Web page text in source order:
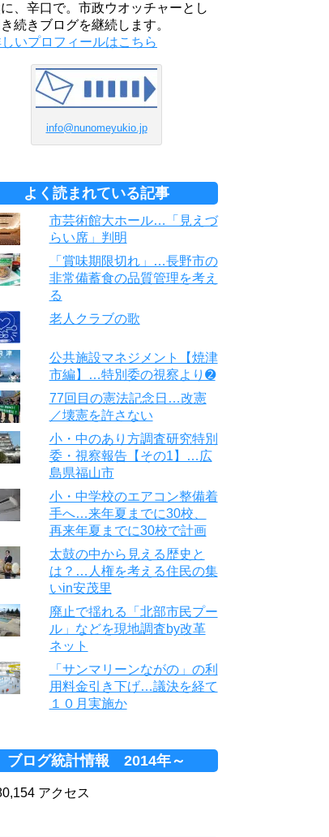
、辛口で。市政ウオッチャーとし
続きブログを継続します。
いプロフィールはこちら
info@nunomeyukio.jp
よく読まれている記事
市芸術館大ホール…「見えづ
らい席」判明
「賞味期限切れ」…長野市の
非常備蓄食の品質管理を考え
る
老人クラブの歌
公共施設マネジメント【焼津
市編】…特別委の視察より➋
77回目の憲法記念日…改憲
／壊憲を許さない
小・中のあり方調査研究特別
委・視察報告【その1】…広
島県福山市
小・中学校のエアコン整備着
手へ…来年夏までに30校、
再来年夏までに30校で計画
太鼓の中から見える歴史と
は？…人権を考える住民の集
いin安茂里
廃止で揺れる「北部市民プー
ル」などを現地調査by改革
ネット
「サンマリーンながの」の利
用料金引き下げ…議決を経て
１０月実施か
ブログ統計情報 2014年～
アクセス